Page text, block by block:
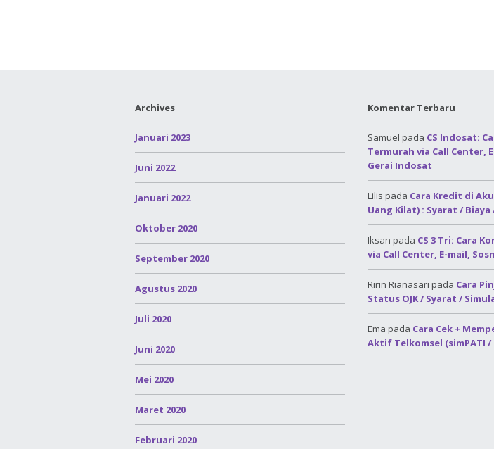
Archives
Januari 2023
Juni 2022
Januari 2022
Oktober 2020
September 2020
Agustus 2020
Juli 2020
Juni 2020
Mei 2020
Maret 2020
Februari 2020
Komentar Terbaru
Samuel pada CS Indosat:
Termurah via Call Center,
Gerai Indosat
Lilis pada Cara Kredit di
Uang Kilat) : Syarat / Biaya
Iksan pada CS 3 Tri: Cara
via Call Center, E-mail,
Ririn Rianasari pada Cara
Status OJK / Syarat /
Ema pada Cara Cek +
Aktif Telkomsel (simPATI